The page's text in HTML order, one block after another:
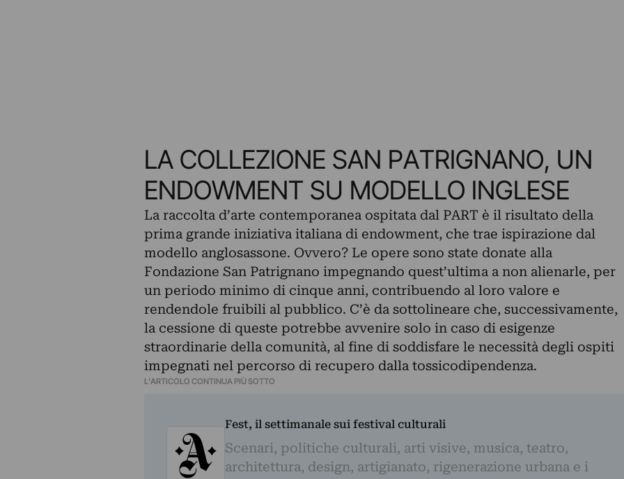
LA COLLEZIONE SAN PATRIGNANO, UN
ENDOWMENT SU MODELLO INGLESE
La raccolta d’arte contemporanea ospitata dal PART è il risultato della
prima grande iniziativa italiana di endowment, che trae ispirazione dal
modello anglosassone. Ovvero? Le opere sono state donate alla
Fondazione San Patrignano impegnando quest’ultima a non alienarle, per
un periodo minimo di cinque anni, contribuendo al loro valore e
rendendole fruibili al pubblico. C’è da sottolineare che, successivamente,
la cessione di queste potrebbe avvenire solo in caso di esigenze
straordinarie della comunità, al fine di soddisfare le necessità degli ospiti
impegnati nel percorso di recupero dalla tossicodipendenza.
L'ARTICOLO CONTINUA PIÙ SOTTO
Fest, il settimanale sui festival culturali
Scenari, politiche culturali, arti visive, musica, teatro,
architettura, design, artigianato, rigenerazione urbana e i